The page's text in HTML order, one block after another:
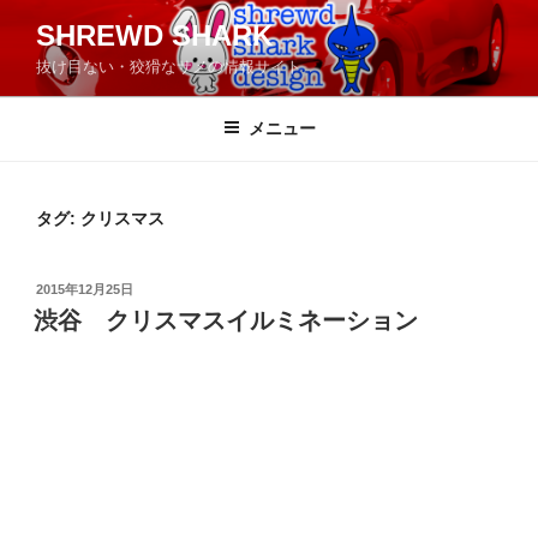
ン
SHREWD SHARK
抜け目ない・狡猾なサメの情報サイト
メニュー
タグ: クリスマス
投
稿
日:
2015年12月25日
渋谷 クリスマスイルミネーション